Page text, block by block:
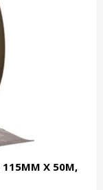
115MM X 50M,